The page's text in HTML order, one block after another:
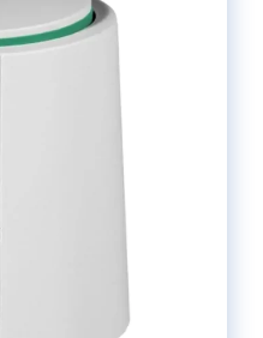
co pomaga w
tych
produktów HVAC/BMS
które pomagają w
budynków,
i zapewnieniu